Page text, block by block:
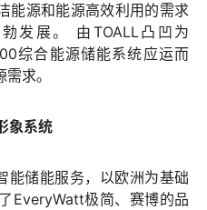
例
凹
能源和能源高效利用的需求
发展。 由TOALL凸凹为
综合能源储能系统应运而
求。
象系统
能储能服务，以欧洲为基础
EveryWatt极简、赛博的品